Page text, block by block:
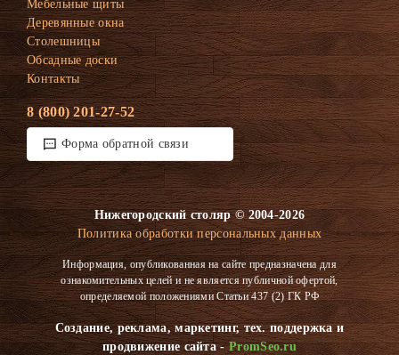
Мебельные щиты
Деревянные окна
Столешницы
Обсадные доски
Контакты
8 (800) 201-27-52
Форма обратной связи
Нижегородский столяр © 2004-2026
Политика обработки персональных данных
Информация, опубликованная на сайте предназначена для
ознакомительных целей и не является публичной офертой,
определяемой положениями Статьи 437 (2) ГК РФ
Создание, реклама, маркетинг, тех. поддержка и
продвижение сайта -PromSeo.ru